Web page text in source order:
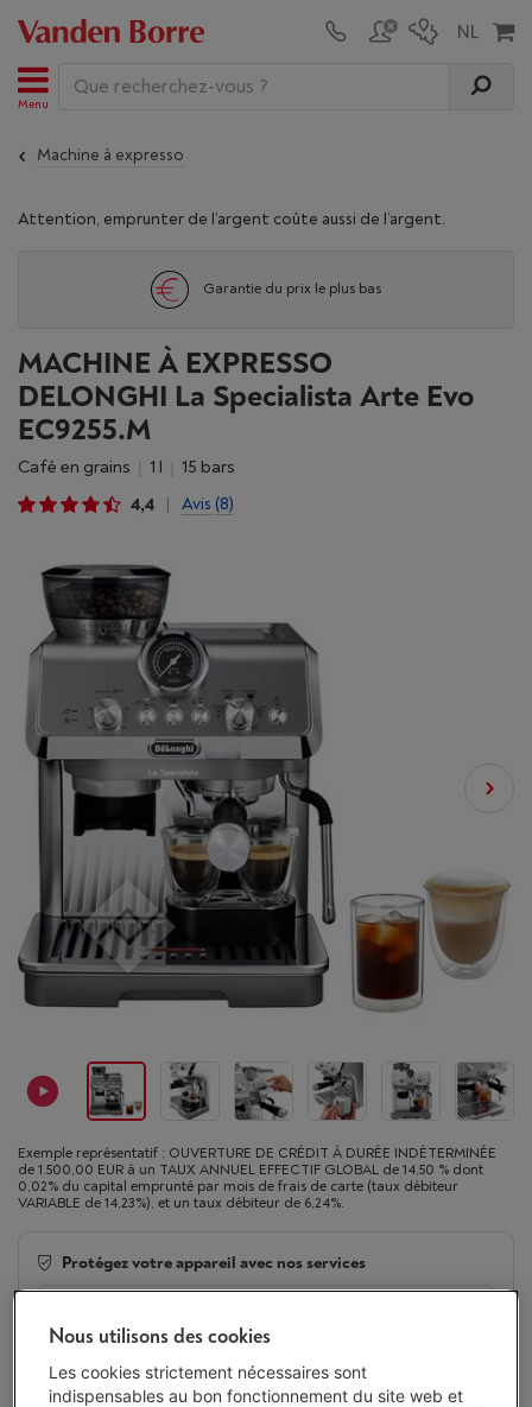
Menu
Machine à expresso
Attention, emprunter de l’argent coûte aussi de l’argent.
Garantie du prix le plus bas
MACHINE À EXPRESSO
DELONGHI La Specialista Arte Evo
EC9255.M
Café en grains 1 l
15 bars
4,4
Avis (8)
Exemple représentatif : OUVERTURE DE CRÉDIT À DURÉE INDÉTERMINÉE
de 1.500,00 EUR à un TAUX ANNUEL EFFECTIF GLOBAL de 14,50 % dont
0,02% du capital emprunté par mois de frais de carte (taux débiteur
VARIABLE de 14,23%), et un taux débiteur de 6,24%.
Protégez votre appareil avec nos services
2 ansde garantie
Nous utilisons des cookies
Les cookies strictement nécessaires sont
indispensables au bon fonctionnement du site web et